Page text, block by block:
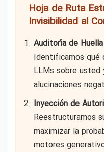
Hoja de Ruta
Invisibilidad al
Auditoría de
Identificamos qué
LLMs sobre usted
alucinaciones
Inyección de
Reestructuramos
maximizar la
motores